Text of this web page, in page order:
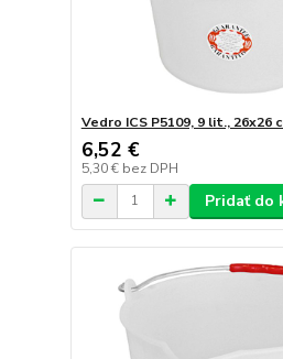
Vedro ICS P5109, 9 lit., 26x26
6,52 €
5,30 € bez DPH
Pridať do